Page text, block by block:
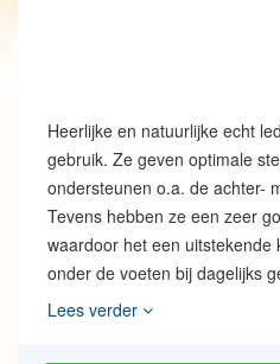
Heerlijke en natuurlijke echt
gebruik. Ze geven optimale
ondersteunen o.a. de achter-
Tevens hebben ze een zeer
waardoor het een uitstekende
onder de voeten bij dagelijks
Lees verder